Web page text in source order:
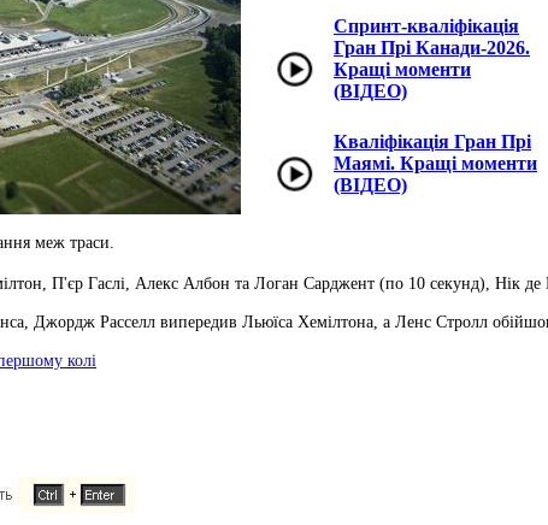
меж траси.
Спринт-кваліфікація
Гран Прі Канади-2026.
Кращі моменти
(ВІДЕО)
Кваліфікація Гран Прі
Маямі. Кращі моменти
(ВІДЕО)
П'єр Гаслі, Алекс Албон та Логан Сарджент (по 10 секунд), Нік де
Джордж Расселл випередив Льюїса Хемілтона, а Ленс Стролл
колі